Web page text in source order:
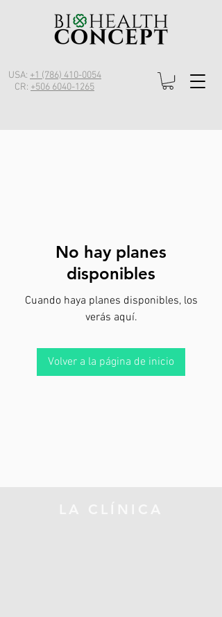
USA: +1 (786) 410-0054
CR: +506 6040-1265
No hay planes
disponibles
Cuando haya planes disponibles, los
verás aquí.
Volver a la página de inicio